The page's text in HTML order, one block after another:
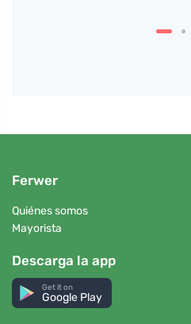
Ferwer
Quiénes somos
Mayorista
Descarga la app
Get it on
Google Play